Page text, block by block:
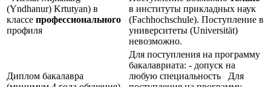
(Yndhanur) Krtutyan) в
классе профессионального
профиля
в институты прикладных наук
(Fachhochschule). Поступление в
университеты (Universität)
невозможно.
Диплом бакалавра
Для поступления на программу
бакалавриата: - допуск на
любую специальность Для